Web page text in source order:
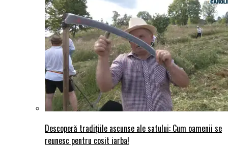
Descoperă tradițiile ascunse ale satului: Cum oamenii se
reunesc pentru cosit iarba!